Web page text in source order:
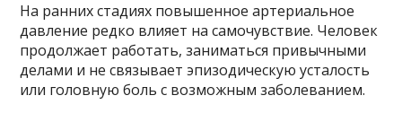
На ранних стадиях повышенное артериальное
давление редко влияет на самочувствие. Человек
продолжает работать, заниматься привычными
делами и не связывает эпизодическую усталость
или головную боль с возможным заболеванием.